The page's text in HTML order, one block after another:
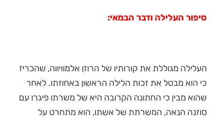
סיפור העלילה ודבר הבמאי:
העלילה מגוללת את קורותיו של הרוזן אלמוויווה, שהכריז
כי הוא מבטל את זכות הלילה הראשון באחוזתו. לאחר
שהוא מבין כי החתונה הקרובה היא של משרתו פיגרו עם
סוזנה הנאה, המשרתת של אשתו, הוא מתחרט על